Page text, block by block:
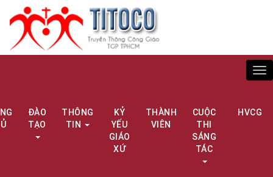
ĐÀO
TẠO
THÔNG
TIN
KỶ
YẾU
GIÁO
XỨ
THÀNH
VIÊN
CUỘC
THI
SÁNG
TÁC
HVCG